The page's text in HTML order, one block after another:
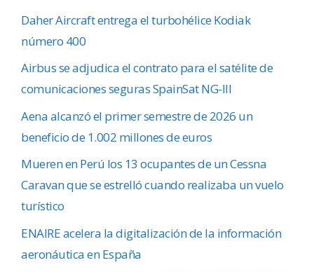
Daher Aircraft entrega el turbohélice Kodiak
número 400
Airbus se adjudica el contrato para el satélite de
comunicaciones seguras SpainSat NG-III
Aena alcanzó el primer semestre de 2026 un
beneficio de 1.002 millones de euros
Mueren en Perú los 13 ocupantes de un Cessna
Caravan que se estrelló cuando realizaba un vuelo
turístico
ENAIRE acelera la digitalización de la información
aeronáutica en España